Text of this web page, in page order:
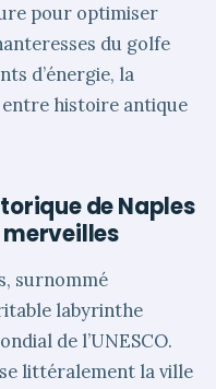
pour optimiser
du golfe
d’énergie, la
entre histoire antique
de Naples
merveilles
surnommé
labyrinthe
de l’UNESCO.
littéralement la ville